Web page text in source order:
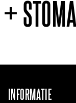
STÖMA
INFORMATIE